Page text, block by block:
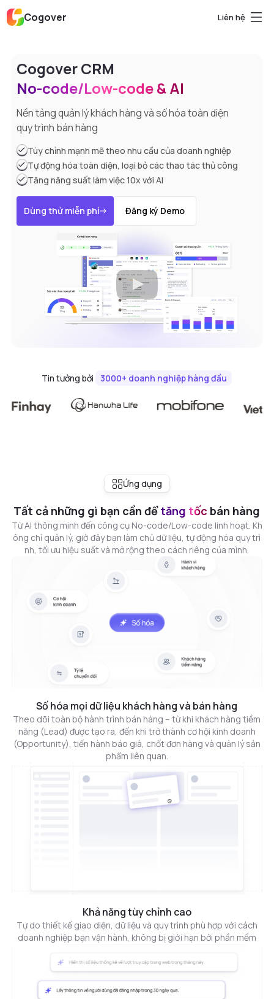
Cogover Liên hệ
Cogover CRM
No-code/Low-code & AI
Nền tảng quản lý khách hàng và số hóa toàn diện
quy trình bán hàng
Tùy chỉnh mạnh mẽ theo nhu cầu của doanh nghiệp
Tự động hóa toàn diện, loại bỏ các thao tác thủ công
Tăng năng suất làm việc 10x với AI
Dùng thử miễn phí Đăng ký Demo
Tin tưởng bởi 3000+ doanh nghiệp hàng đầu
Ứng dụng
Tất cả những gì bạn cần đểtăng tốc bán hàng
Từ AI thông minh đến công cụ No-code/Low-code linh hoạt. Kh
ông chỉ quản lý, giờ đây bạn làm chủ dữ liệu, tự động hóa quy trì
nh, tối ưu hiệu suất và mở rộng theo cách riêng của mình.
Số hóa mọi dữ liệu khách hàng và bán hàng
Theo dõi toàn bộ hành trình bán hàng – từ khi khách hàng tiềm
năng (Lead) được tạo ra, đến khi trở thành cơ hội kinh doanh
(Opportunity), tiến hành báo giá, chốt đơn hàng và quản lý sản
phẩm liên quan.
Khả năng tùy chỉnh cao
Tự do thiết kế giao diện, dữ liệu và quy trình phù hợp với cách
doanh nghiệp bạn vận hành, không bị giới hạn bởi phần mềm